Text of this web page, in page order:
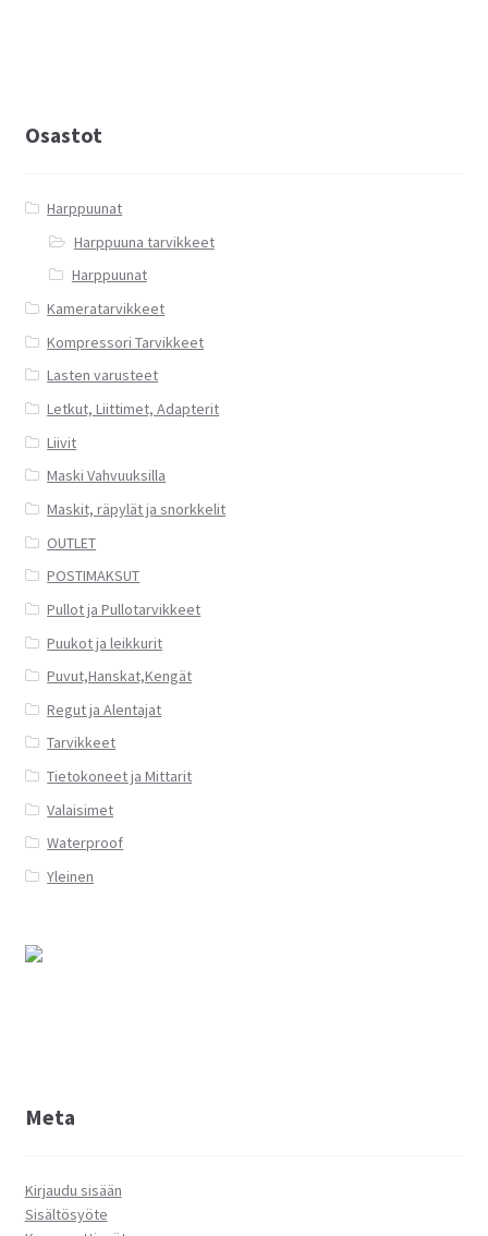
Osastot
Harppuunat
Harppuuna tarvikkeet
Harppuunat
Kameratarvikkeet
Kompressori Tarvikkeet
Lasten varusteet
Letkut, Liittimet, Adapterit
Liivit
Maski Vahvuuksilla
Maskit, räpylät ja snorkkelit
OUTLET
POSTIMAKSUT
Pullot ja Pullotarvikkeet
Puukot ja leikkurit
Puvut,Hanskat,Kengät
Regut ja Alentajat
Tarvikkeet
Tietokoneet ja Mittarit
Valaisimet
Waterproof
Yleinen
Meta
Kirjaudu sisään
Sisältösyöte